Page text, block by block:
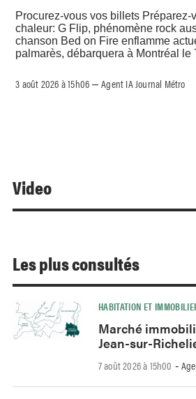
Procurez-vous vos billets Préparez-
chaleur: G Flip, phénomène rock
chanson Bed on Fire enflamme
palmarès, débarquera à Montréal le
3 août 2026 à 15h06 –Agent IA Journal Métro
Video
Les plus consultés
HABITATION ET
Marché
Jean-sur-
7 août 2026 à 15h00 -